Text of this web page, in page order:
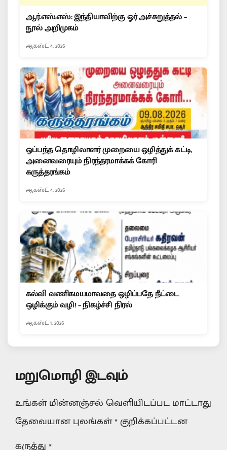
ஆர்.எஸ்.எஸ்: இந்தியாவிற்கு ஓர் அச்சுறுத்தல் –
நூல் அறிமுகம்
ஆகஸ்ட் 4, 2026
ஒப்பந்த தொழிலாளர் முறையை ஒழித்துக் கட்டி,
அனைவரையும் நிரந்தரமாக்கக் கோரி
கருத்தரங்கம்
ஆகஸ்ட் 4, 2026
கல்வி வணிகமயமாவதை ஒழிப்பதே நீட்டை
ஒழிக்கும் வழி! – நிகழ்ச்சி நிரல்
ஆகஸ்ட் 1, 2026
மறுமொழி இடவும்
உங்கள் மின்னஞ்சல் வெளியிடப்பட மாட்டாது
தேவையான புலங்கள்*குறிக்கப்பட்டன
கருத்து*